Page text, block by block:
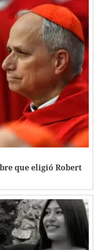
que eligió Robert